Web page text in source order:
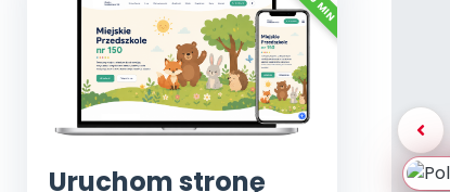
Uruchom stronę